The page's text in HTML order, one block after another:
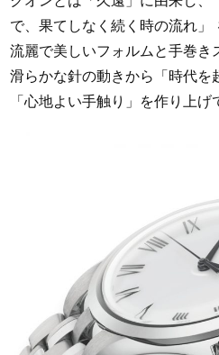
で、果てしなく続く時の流れ」
流麗で美しいフォルムと手巻き
滑らかな針の動きから「時代を
「心地よい手触り」を作り上げ